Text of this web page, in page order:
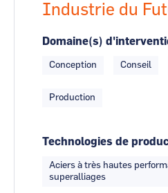
Industrie du
Domaine(s)
Conception Conseil
Production
Technologies de
Aciers à très hautes
superalliages